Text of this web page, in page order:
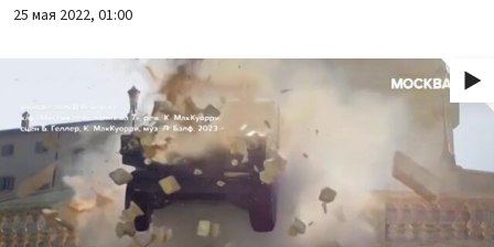
25 мая 2022, 01:00